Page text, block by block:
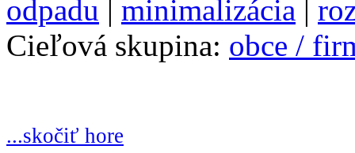
odpadu | minimalizácia |
Cieľová skupina: obce /
...skočiť hore